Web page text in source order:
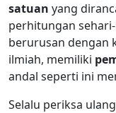
satuan yang
perhitungan
berurusan dengan
ilmiah, memiliki
andal seperti ini
Selalu periksa